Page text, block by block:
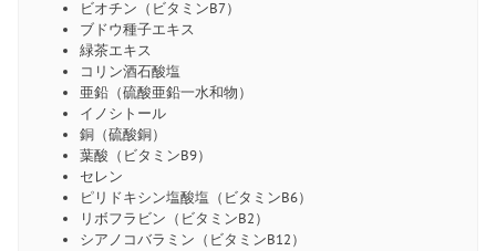
ビオチン（ビタミンB7）
ブドウ種子エキス
緑茶エキス
コリン酒石酸塩
亜鉛（硫酸亜鉛一水和物）
イノシトール
銅（硫酸銅）
葉酸（ビタミンB9）
セレン
ピリドキシン塩酸塩（ビタミンB6）
リボフラビン（ビタミンB2）
シアノコバラミン（ビタミンB12）